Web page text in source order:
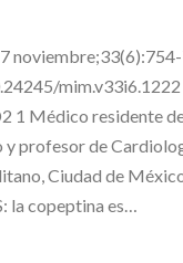
mim.v33i6.1222
1 Médico residente
profesor de
Ciudad de
la copeptina es…